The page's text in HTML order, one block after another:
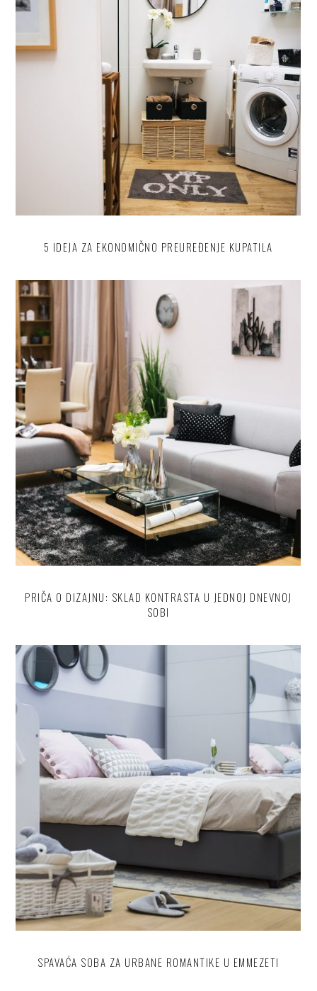
5 IDEJA ZA EKONOMIČNO PREUREĐENJE KUPATILA
PRIČA O DIZAJNU: SKLAD KONTRASTA U JEDNOJ DNEVNOJ
SOBI
SPAVAĆA SOBA ZA URBANE ROMANTIKE U EMMEZETI